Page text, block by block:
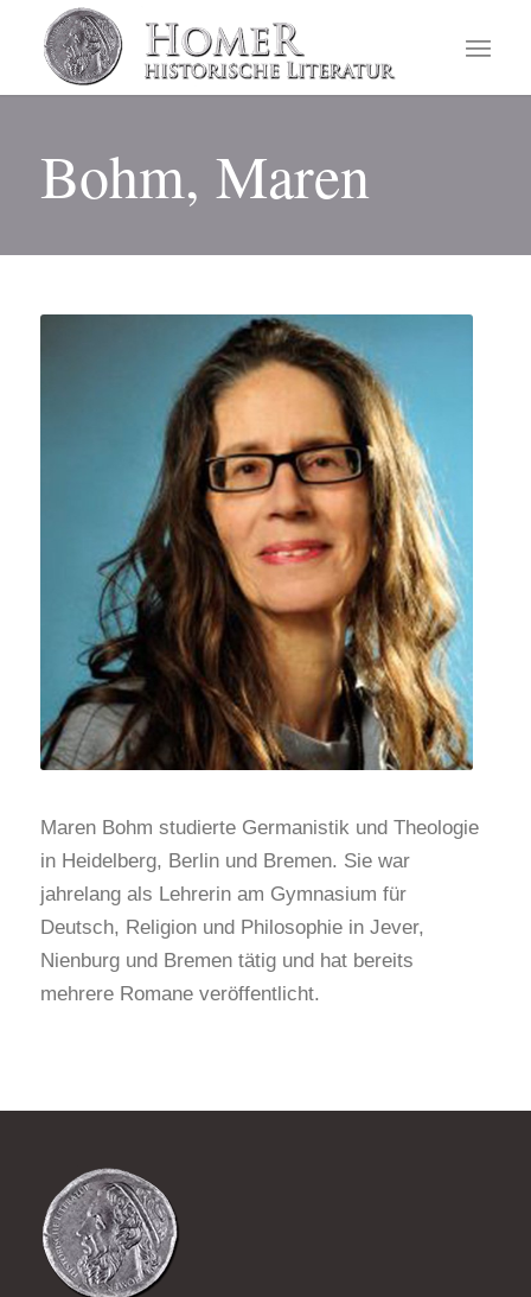
Bohm, Maren
Maren Bohm studierte Germanistik und Theologie
in Heidelberg, Berlin und Bremen. Sie war
jahrelang als Lehrerin am Gymnasium für
Deutsch, Religion und Philosophie in Jever,
Nienburg und Bremen tätig und hat bereits
mehrere Romane veröffentlicht.